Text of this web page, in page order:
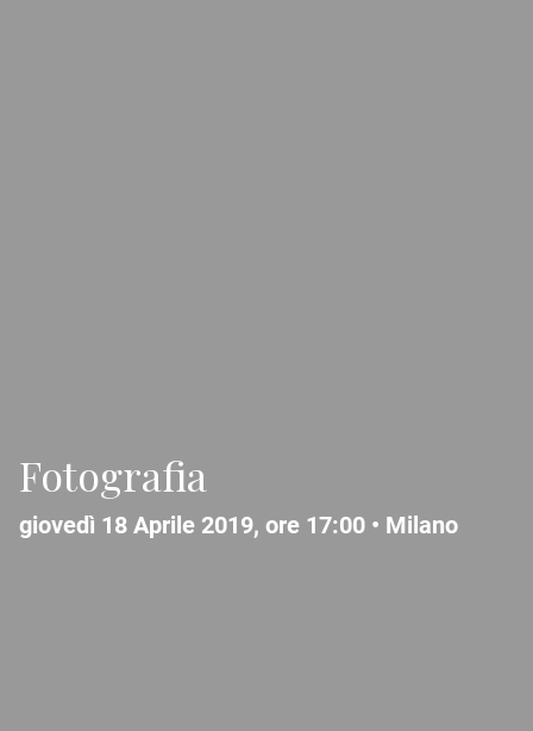
Fotografia
giovedì 18 Aprile 2019, ore 17:00 • Milano